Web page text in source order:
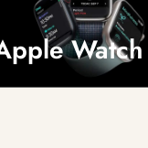
Watch